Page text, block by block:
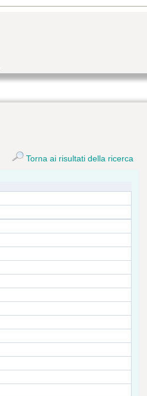
Torna ai risultati della ricerca